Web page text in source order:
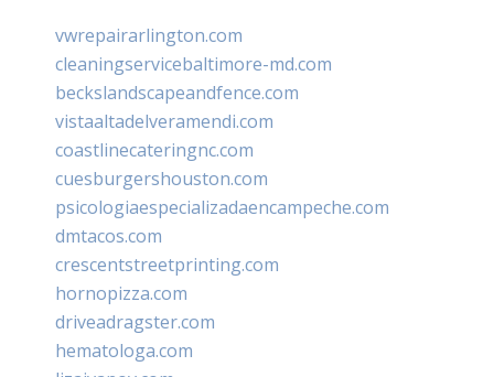
vwrepairarlington.com
cleaningservicebaltimore-md.com
beckslandscapeandfence.com
vistaaltadelveramendi.com
coastlinecateringnc.com
cuesburgershouston.com
psicologiaespecializadaencampeche.com
dmtacos.com
crescentstreetprinting.com
hornopizza.com
driveadragster.com
hematologa.com